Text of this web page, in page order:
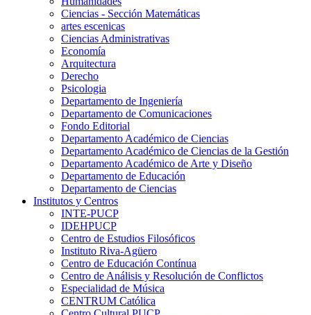
Ciencias - Sección Matemáticas
artes escenicas
Ciencias Administrativas
Economía
Arquitectura
Derecho
Psicologia
Departamento de Ingeniería
Departamento de Comunicaciones
Fondo Editorial
Departamento Académico de Ciencias
Departamento Académico de Ciencias de la Gestión
Departamento Académico de Arte y Diseño
Departamento de Educación
Departamento de Ciencias
Institutos y Centros
INTE-PUCP
IDEHPUCP
Centro de Estudios Filosóficos
Instituto Riva-Agüero
Centro de Educación Contínua
Centro de Análisis y Resolución de Conflictos
Especialidad de Música
CENTRUM Católica